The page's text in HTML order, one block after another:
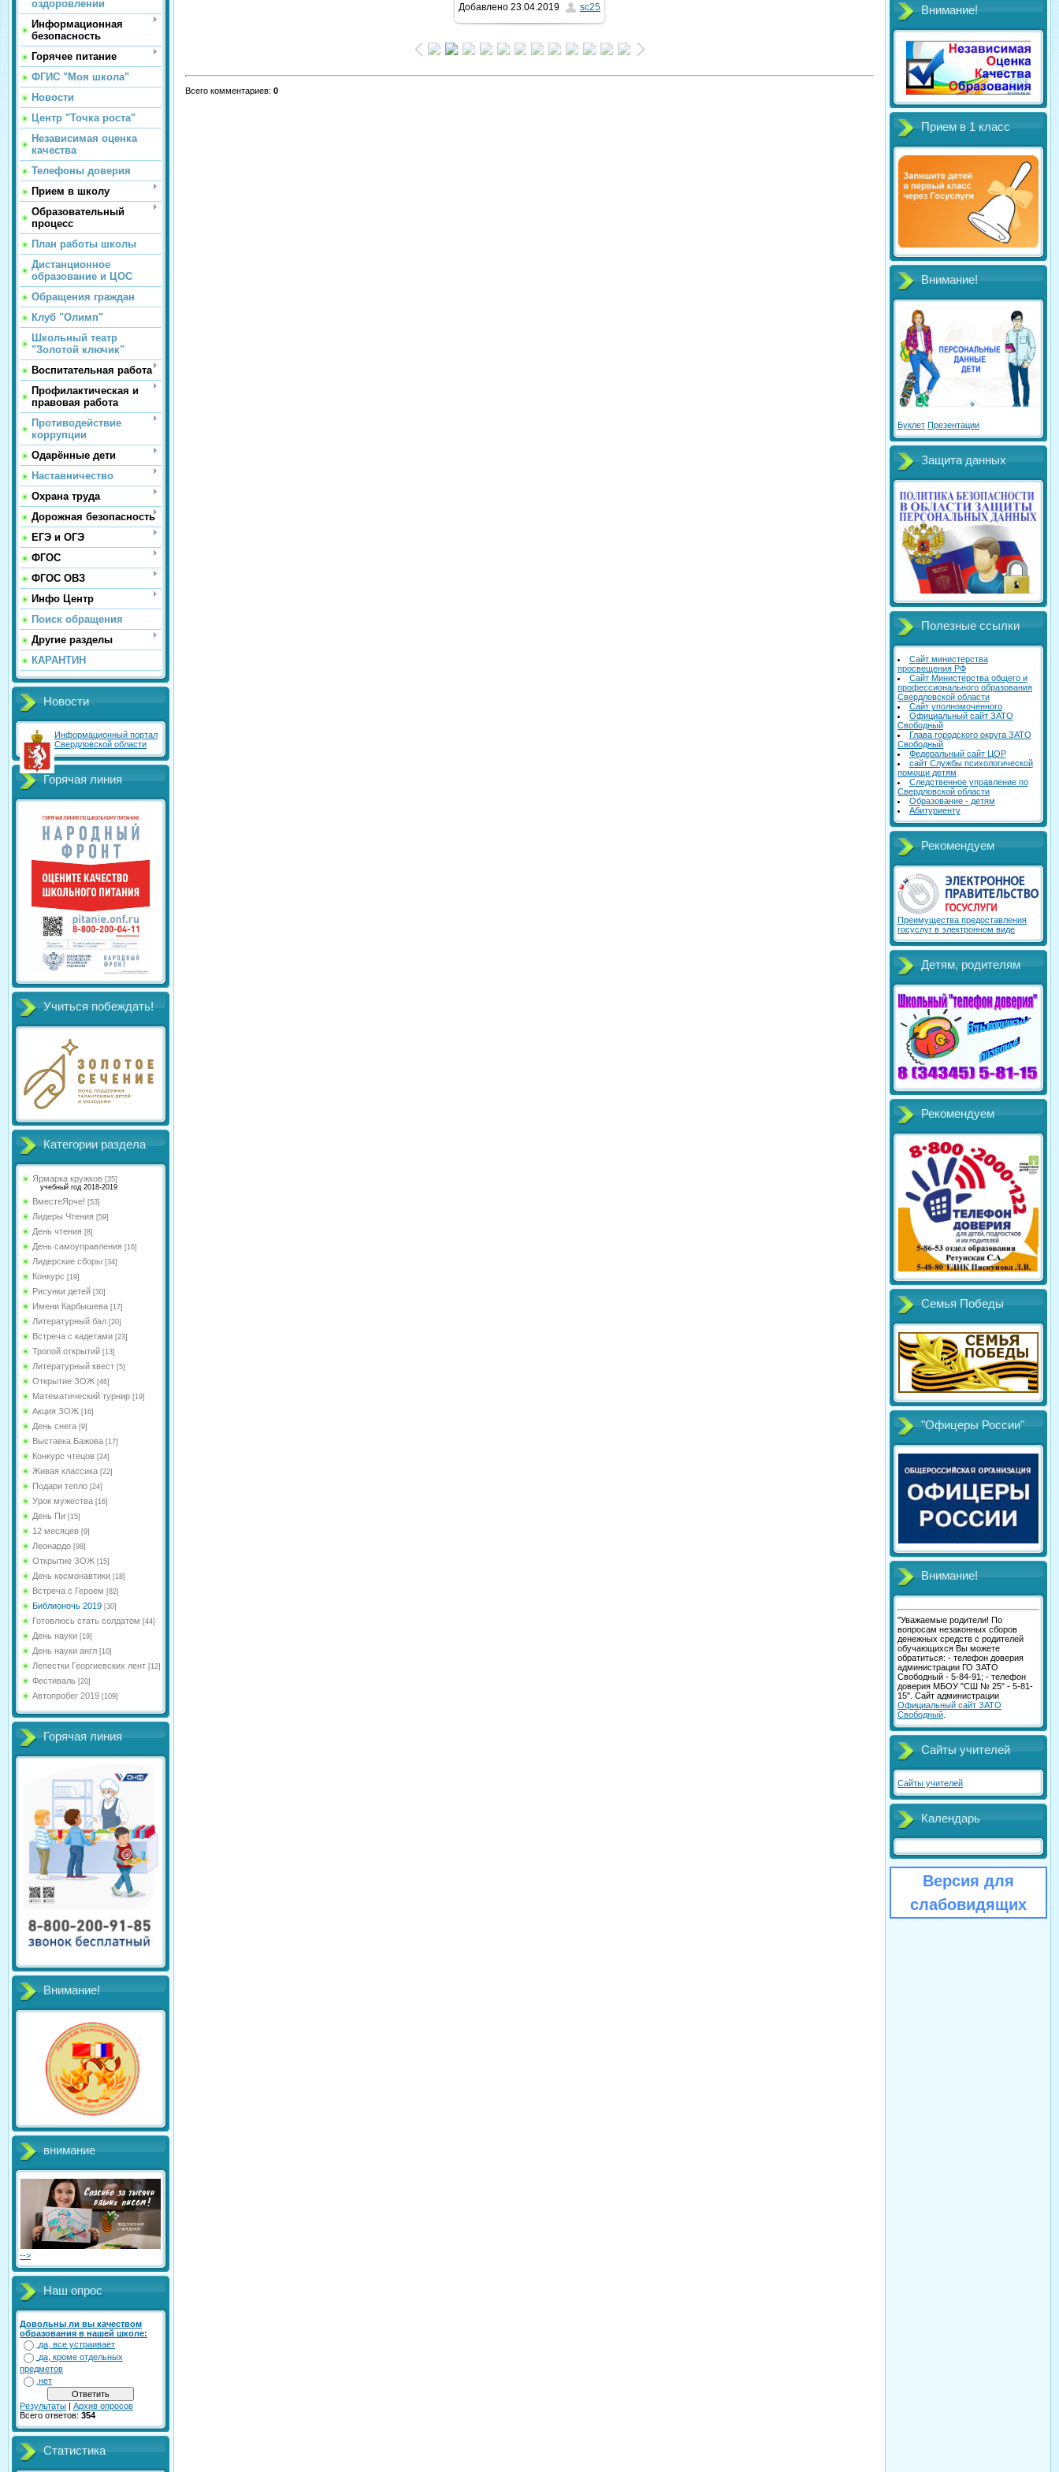
оздоровлении
Информационная
безопасность
Горячее питание
ФГИС "Моя школа"
Новости
Центр "Точка роста"
Независимая оценка
качества
Телефоны доверия
Прием в школу
Образовательный
процесс
План работы школы
Дистанционное
образование и ЦОС
Обращения граждан
Клуб "Олимп"
Школьный театр
"Золотой ключик"
Воспитательная работа
Профилактическая и
правовая работа
Противодействие
коррупции
Одарённые дети
Наставничество
Охрана труда
Дорожная безопасность
ЕГЭ и ОГЭ
ФГОС
ФГОС ОВЗ
Инфо Центр
Поиск обращения
Другие разделы
КАРАНТИН
Новости
Информационный портал
Свердловской области
Горячая линия
Учиться побеждать!
Категории раздела
Ярмарка кружков [35]
учебный год 2018-2019
ВместеЯрче! [53]
Лидеры Чтения [59]
День чтения [8]
День самоуправления [16]
Лидерские сборы [34]
Конкурс [19]
Рисунки детей [30]
Имени Карбышева [17]
Литературный бал [20]
Встреча с кадетами [23]
Тропой открытий [13]
Литературный квест [5]
Открытие ЗОЖ [46]
Математический турнир [19]
Акция ЗОЖ [16]
День снега [9]
Выставка Бажова [17]
Конкурс чтецов [24]
Живая классика [22]
Подари тепло [24]
Урок мужества [16]
День Пи [15]
12 месяцев [9]
Леонардо [98]
Открытие ЗОЖ [15]
День космонавтики [18]
Встреча с Героем [82]
Библионочь 2019 [30]
Готовлюсь стать солдатом [44]
День науки [19]
День науки англ [10]
Лепестки Георгиевских лент [12]
Фестиваль [20]
Автопробег 2019 [109]
Горячая линия
Внимание!
внимание
-->
Наш опрос
Довольны ли вы качеством
образования в нашей школе:
да, все устраивает
да, кроме отдельных
предметов
нет
Результаты | Архив опросов
Всего ответов: 354
Статистика
1024x681 / 135.4Kb
Добавлено 23.04.2019 sc25
Всего комментариев: 0
Внимание!
Прием в 1 класс
Внимание!
Буклет Презентации
Защита данных
Полезные ссылки
Сайт министерства
просвещения РФ
Сайт Министерства общего и
профессионального образования
Свердловской области
Сайт уполномоченного
Официальный сайт ЗАТО
Свободный
Глава городского округа ЗАТО
Свободный
Федеральный сайт ЦОР
сайт Службы психологической
помощи детям
Следственное управление по
Свердловской области
Образование - детям
Абитуриенту
Рекомендуем
Преимущества предоставления
госуслуг в электронном виде
Детям, родителям
Рекомендуем
Семья Победы
"Офицеры России"
Внимание!
"Уважаемые родители! По
вопросам незаконных сборов
денежных средств с родителей
обучающихся Вы можете
обратиться: - телефон доверия
администрации ГО ЗАТО
Свободный - 5-84-91; - телефон
доверия МБОУ "СШ № 25" - 5-81-
15". Сайт администрации
Официальный сайт ЗАТО
Свободный
Сайты учителей
Сайты учителей
Календарь
Версия для
слабовидящих